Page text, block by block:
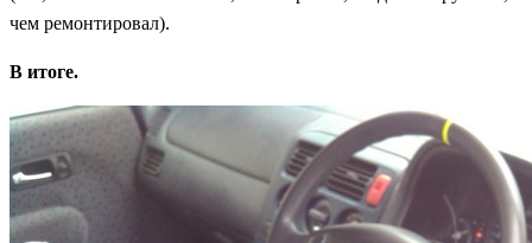
чем ремонтировал).
В итоге.